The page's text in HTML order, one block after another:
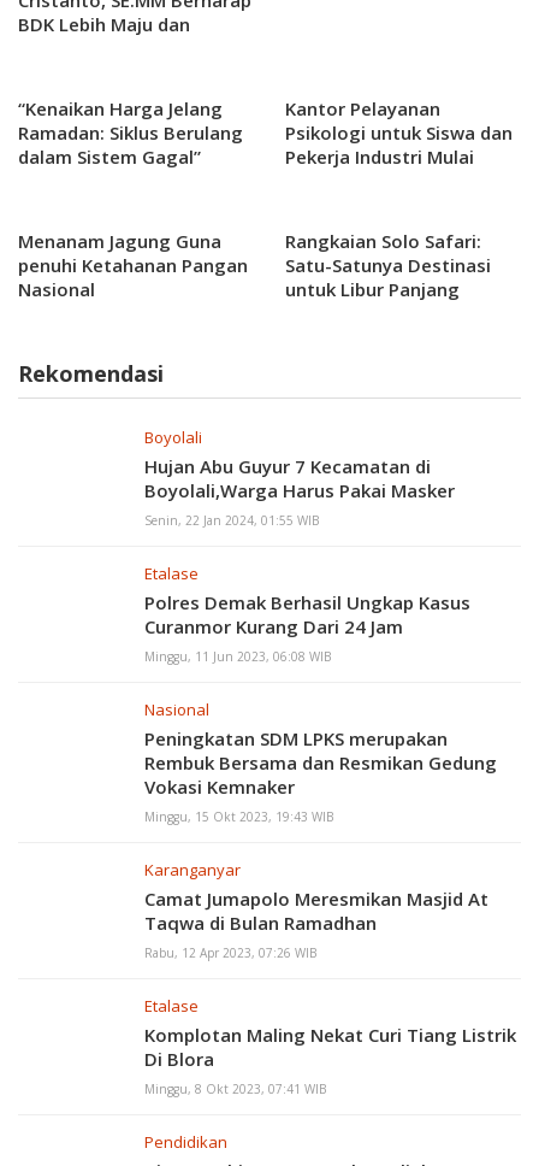
BDK Lebih Maju dan
“Kenaikan Harga Jelang
Ramadan: Siklus Berulang
dalam Sistem Gagal”
Kantor Pelayanan
Psikologi untuk Siswa dan
Pekerja Industri Mulai
Menanam Jagung Guna
penuhi Ketahanan Pangan
Nasional
Rangkaian Solo Safari:
Satu-Satunya Destinasi
untuk Libur Panjang
Rekomendasi
Boyolali
Hujan Abu Guyur 7 Kecamatan di
Boyolali,Warga Harus Pakai Masker
Senin, 22 Jan 2024, 01:55 WIB
Etalase
Polres Demak Berhasil Ungkap Kasus
Curanmor Kurang Dari 24 Jam
Minggu, 11 Jun 2023, 06:08 WIB
Nasional
Peningkatan SDM LPKS merupakan
Rembuk Bersama dan Resmikan Gedung
Vokasi Kemnaker
Minggu, 15 Okt 2023, 19:43 WIB
Karanganyar
Camat Jumapolo Meresmikan Masjid At
Taqwa di Bulan Ramadhan
Rabu, 12 Apr 2023, 07:26 WIB
Etalase
Komplotan Maling Nekat Curi Tiang Listrik
Di Blora
Minggu, 8 Okt 2023, 07:41 WIB
Pendidikan